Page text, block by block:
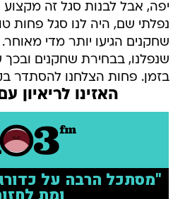
יפה, אבל לבנות סגל זה מקצוע
נפלתי שם, היה לנו סגל פחות
שחקנים הגיעו יותר מדי
שנפלנו, בבחירת שחקנים ובכך
בזמן. פחות הצלחנו להסתדר
האזינו לריאיון